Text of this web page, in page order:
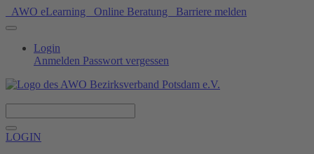
AWO eLearning Online Beratung Barriere melden
Login
Anmelden Passwort vergessen
LOGIN